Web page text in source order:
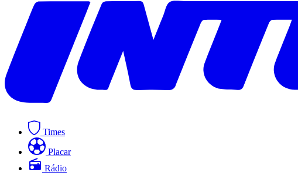
Times
Placar
Rádio